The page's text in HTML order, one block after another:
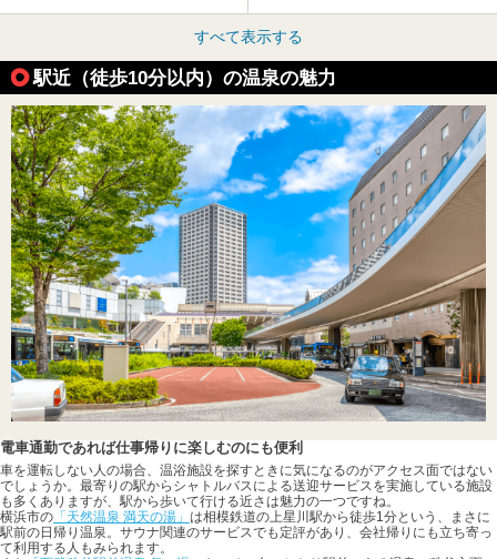
すべて表示する
駅近（徒歩10分以内）の温泉の魅力
電車通勤であれば仕事帰りに楽しむのにも便利
車を運転しない人の場合、温浴施設を探すときに気になるのがアクセス面ではない
でしょうか。最寄りの駅からシャトルバスによる送迎サービスを実施している施設
も多くありますが、駅から歩いて行ける近さは魅力の一つですね。
横浜市の 「天然温泉 満天の湯」 は相模鉄道の上星川駅から徒歩1分という、まさに
駅前の日帰り温泉。サウナ関連のサービスでも定評があり、会社帰りにも立ち寄っ
て利用する人もみられます。